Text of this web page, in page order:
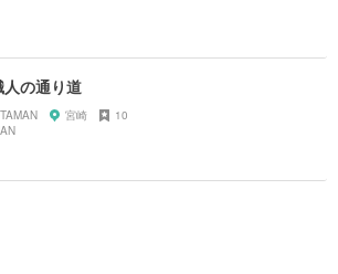
の通り道
宮崎 10